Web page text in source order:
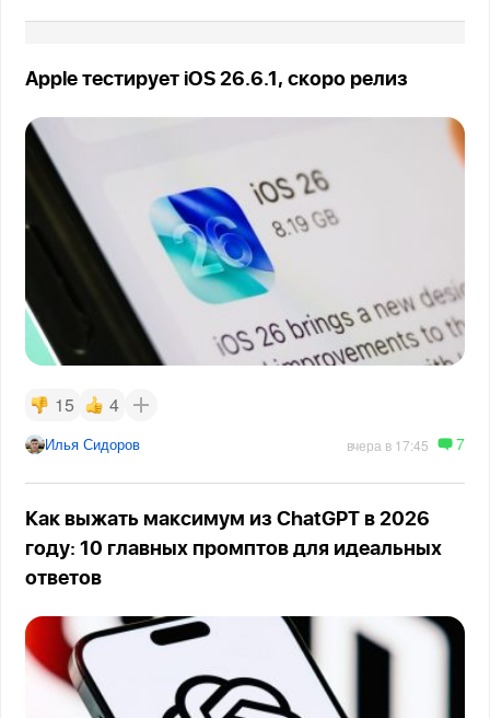
Apple тестирует iOS 26.6.1, скоро релиз
15 4
Илья Сидоров вчера в 17:45 7
Как выжать максимум из ChatGPT в 2026
году: 10 главных промптов для идеальных
ответов